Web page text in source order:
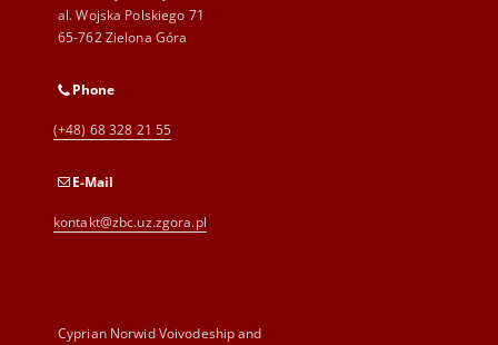
al. Wojska Polskiego 71
65-762 Zielona Góra
Phone
(+48) 68 328 21 55
E-Mail
kontakt@zbc.uz.zgora.pl
Cyprian Norwid Voivodeship and